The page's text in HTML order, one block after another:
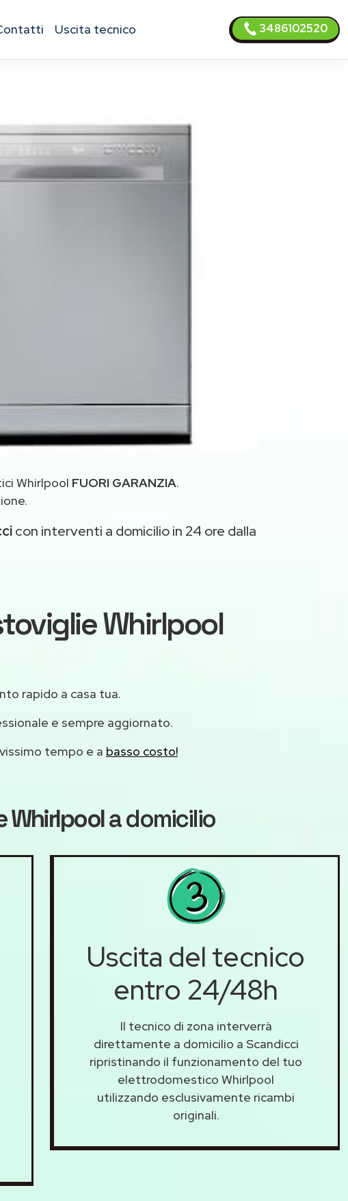
contatti uscita tecnico 3486102520
Whirlpool FUORI GARANZIA.
con interventi a domicilio in 24 ore dalla
Whirlpool
rapido a casa tua.
e sempre aggiornato.
tempo e a basso costo!
Whirlpoola domicilio
Uscita del tecnico
entro 24/48h
Il tecnico di zona interverrà
direttamente a domicilio a Scandicci
ripristinando il funzionamento del tuo
elettrodomestico Whirlpool
utilizzando esclusivamente ricambi
originali.